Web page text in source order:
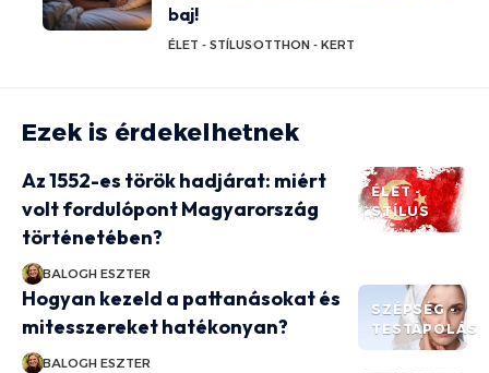
baj!
ÉLET - STÍLUSOTTHON - KERT
Ezek is érdekelhetnek
ÉLET -
STÍLUS
Az 1552-es török hadjárat: miért
volt fordulópont Magyarország
történetében?
BALOGH ESZTER
SZÉPSÉG -
TESTÁPOLÁS
Hogyan kezeld a pattanásokat és
mitesszereket hatékonyan?
BALOGH ESZTER